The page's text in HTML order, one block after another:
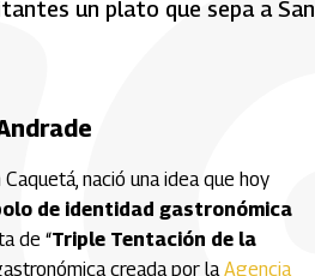
un plato que sepa a San
nació una idea que hoy
de identidad gastronómica
de “Triple Tentación de la
creada por laAgencia